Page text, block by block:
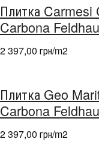
Плитка
Carbona
2 397,00 грн/m2
Плитка Geo
Carbona
2 397,00 грн/m2